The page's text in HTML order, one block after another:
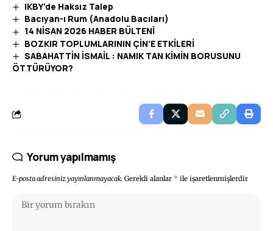
IKBY’de Haksız Talep
Bacıyan-ı Rum (Anadolu Bacıları)
14 NİSAN 2026 HABER BÜLTENİ
BOZKIR TOPLUMLARININ ÇİN’E ETKİLERİ
SABAHATTİN İSMAİL : NAMIK TAN KİMİN BORUSUNU
ÖTTÜRÜYOR?
Yorum yapılmamış
E-posta adresiniz yayınlanmayacak. Gerekli alanlar * ile işaretlenmişlerdir